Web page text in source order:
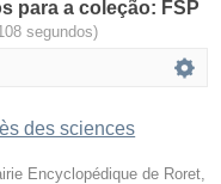
para a coleção: FSP
segundos)
des sciences
Encyclopédique de Roret